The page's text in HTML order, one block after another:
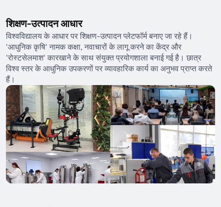
शिक्षण-उत्पादन आधार
विश्वविद्यालय के आधार पर शिक्षण-उत्पादन प्लेटफॉर्म बनाए जा रहे हैं।
'आधुनिक कृषि' नामक कक्षा, नवाचारों के लागू करने का केंद्र और
'रोस्टसेलमाश' कारखाने के साथ संयुक्त प्रयोगशाला बनाई गई है। छात्र
विश्व स्तर के आधुनिक उपकरणों पर व्यावहारिक कार्य का अनुभव प्राप्त करते
हैं।